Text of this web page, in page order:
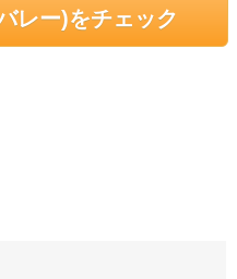
レー)をチェック